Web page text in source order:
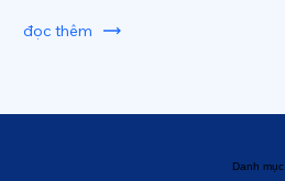
đọc thêm
Danh mục